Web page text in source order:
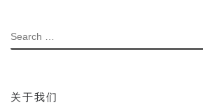
SEARCH
关于我们